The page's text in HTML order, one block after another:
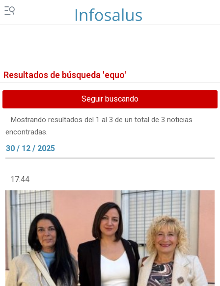
Resultados de búsqueda 'equo'
Seguir buscando
Mostrando resultados del 1 al 3 de un total de 3 noticias
encontradas.
30 / 12 / 2025
17:44